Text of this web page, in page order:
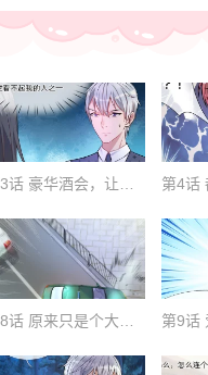
第3话 豪华酒会，让座风波
第8话 原来只是个大堂经理